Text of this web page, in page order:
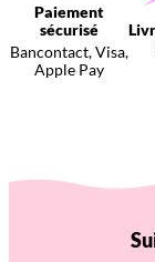
Paiement
sécurisé
Bancontact, Visa,
Apple Pay